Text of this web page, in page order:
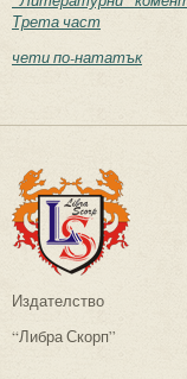
Трета част
чети по-нататък
Издателство
“Либра Скорп”